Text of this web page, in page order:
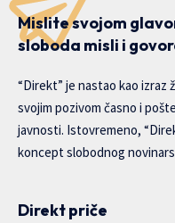
Mislite svojom
sloboda misli i
“Direkt” je nastao kao izraz
svojim pozivom časno i
javnosti. Istovremeno,
koncept slobodnog
Direkt priče